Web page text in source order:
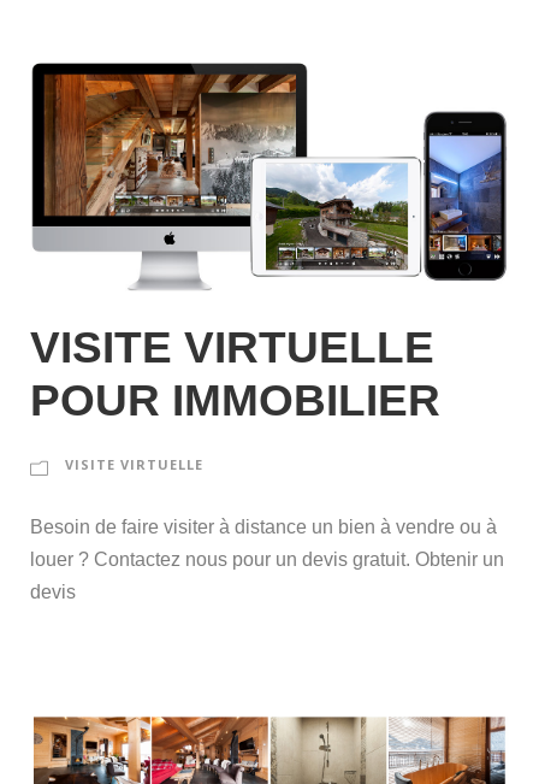
VISITE VIRTUELLE
POUR IMMOBILIER
VISITE VIRTUELLE
Besoin de faire visiter à distance un bien à vendre ou à
louer ? Contactez nous pour un devis gratuit. Obtenir un
devis